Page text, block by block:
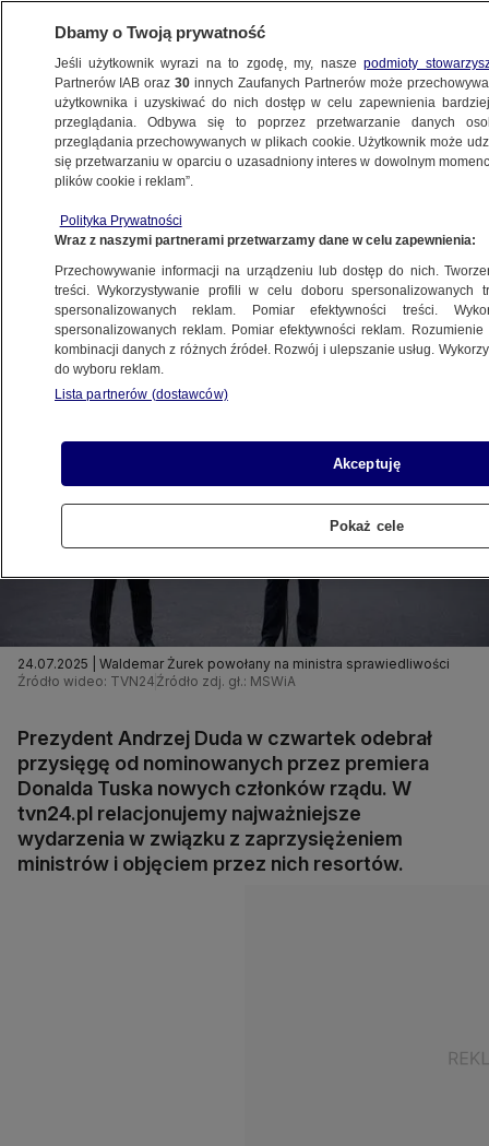
RELACJA
obejmują resorty
24.07.2025, 15:03Aktualizacja:24.07.2025, 16:48
Udostępnij
24.07.2025 | Waldemar Żurek powołany na ministra sprawiedliwości
Źródło wideo: TVN24 Źródło zdj. gł.: MSWiA
Prezydent Andrzej Duda w czwartek odebrał
przysięgę od nominowanych przez premiera
Donalda Tuska nowych członków rządu. W
tvn24.pl relacjonujemy najważniejsze
wydarzenia w związku z zaprzysiężeniem
ministrów i objęciem przez nich resortów.
Dbamy o Twoją prywatność
Jeśli użytkownik wyrazi na to zgodę, my, naszepodmioty
Partnerów IAB oraz30 innych Zaufanych Partnerów może
użytkownika i uzyskiwać do nich dostęp w celu zapewnienia
przeglądania. Odbywa się to poprzez przetwarzanie danych
przeglądania przechowywanych w plikach cookie. Użytkownik może
się przetwarzaniu w oparciu o uzasadniony interes w dowolnym
plików cookie i reklam”.
Polityka Prywatności
Wraz z naszymi partnerami przetwarzamy dane w celu zapewnienia:
Przechowywanie informacji na urządzeniu lub dostęp do nich.
treści. Wykorzystywanie profili w celu doboru spersonalizowanych
spersonalizowanych reklam. Pomiar efektywności treści.
spersonalizowanych reklam. Pomiar efektywności reklam.
kombinacji danych z różnych źródeł. Rozwój i ulepszanie usług.
do wyboru reklam.
Lista partnerów (dostawców)
Akceptuję
Pokaż cele